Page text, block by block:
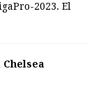
2023. El